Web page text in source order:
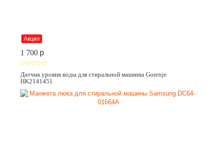
Акция
1 700 p
Датчик уровня воды для стиральной машины Gorenje
HK2141451